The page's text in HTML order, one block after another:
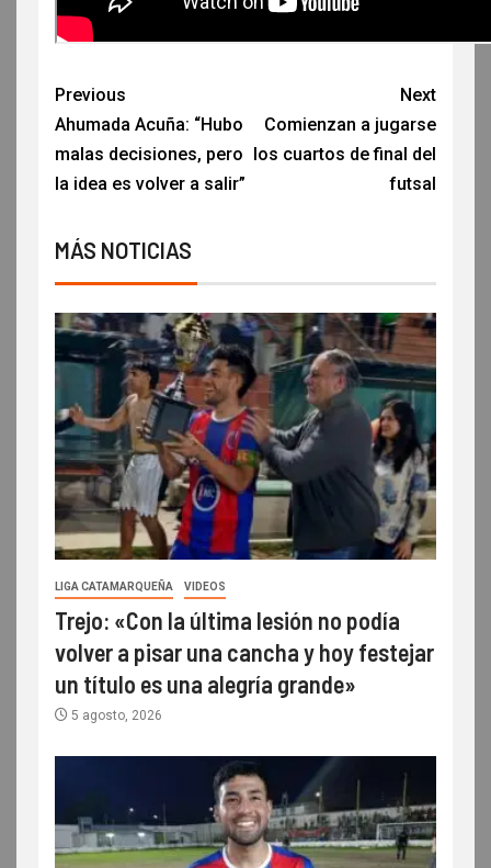
Previous
Ahumada Acuña: “Hubo
malas decisiones, pero
la idea es volver a salir”
Next
Comienzan a jugarse
los cuartos de final del
futsal
MÁS NOTICIAS
LIGA CATAMARQUEÑA VIDEOS
Trejo: «Con la última lesión no podía
volver a pisar una cancha y hoy festejar
un título es una alegría grande»
5 agosto, 2026